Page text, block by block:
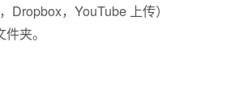
，YouTube 上传）
夹。